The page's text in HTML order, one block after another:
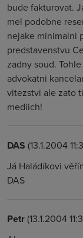
bude fakturovat.
mel podobne
nejake minimalni
predstavenstvu
zadny soud.
advokatni
vitezstvi ale zato
mediich!
DAS (13.1.2004
Já Haládíkovi
DAS
Petr(13.1.2004